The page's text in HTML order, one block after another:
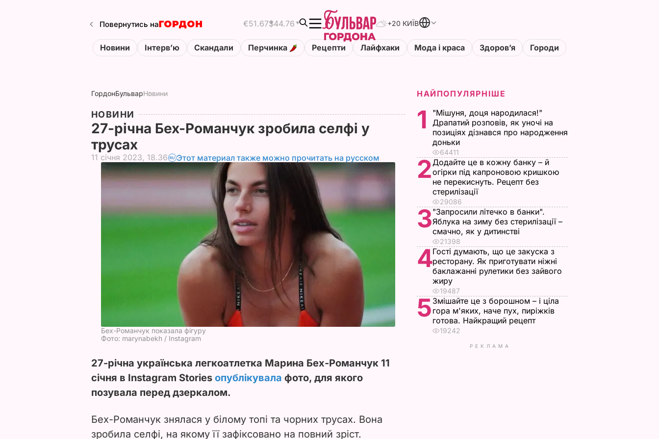
Повернутись на €51.67$44.76 +20 КИЇВ
Новини Інтервʼю Скандали Перчинка Рецепти Лайфхаки Мода і краса Здоровʼя Городи
ГордонБульварНовини
НОВИНИ
27-річна Бех-Романчук зробила селфі у
трусах
11 січня 2023, 18.36 Этот материал также можно прочитать на русском
Бех-Романчук показала фігуру
Фото: marynabekh / Instagram
27-річна українська легкоатлетка Марина Бех-Романчук 11
січня в Instagram Stories опублікувала фото, для якого
позувала перед дзеркалом.
Бех-Романчук знялася у білому топі та чорних трусах. Вона
зробила селфі, на якому її зафіксовано на повний зріст.
НАЙПОПУЛЯРНІШЕ
1
"Мішуня, доця народилася!"
Драпатий розповів, як уночі на
позиціях дізнався про народження
доньки
64411
2Додайте це в кожну банку – й
огірки під капроновою кришкою
не перекиснуть. Рецепт без
стерилізації
29086
3"Запросили літечко в банки".
Яблука на зиму без стерилізації –
смачно, як у дитинстві
21398
4Гості думають, що це закуска з
ресторану. Як приготувати ніжні
баклажанні рулетики без зайвого
жиру
19487
5 Змішайте це з борошном – і ціла
гора м'яких, наче пух, пиріжків
готова. Найкращий рецепт
19242
РЕКЛАМА